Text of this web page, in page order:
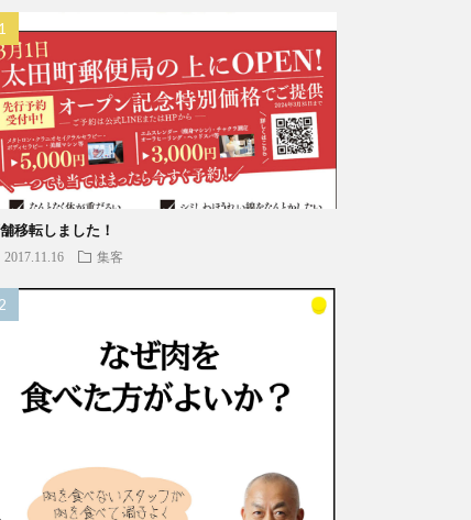
移転しました！
2017.11.16 集客